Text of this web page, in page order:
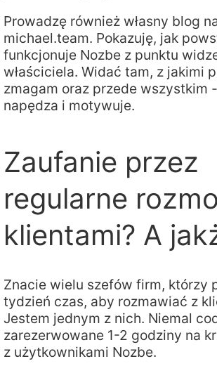
Prowadzę również własny blog
michael.team. Pokazuję, jak
funkcjonuje Nozbe z punktu
właściciela. Widać tam, z jakimi
zmagam oraz przede wszystkim
napędza i motywuje.
Zaufanie przez
regularne
klientami? A
Znacie wielu szefów firm, którzy
tydzień czas, aby rozmawiać z
Jestem jednym z nich. Niemal
zarezerwowane 1-2 godziny na
z użytkownikami Nozbe.